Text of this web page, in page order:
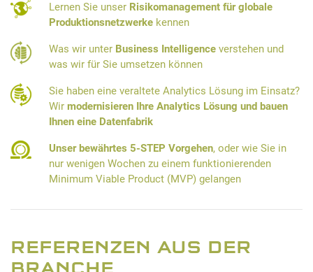
Lernen Sie unser Risikomanagement für globale
Produktionsnetzwerke kennen
Was wir unter Business Intelligence verstehen und
was wir für Sie umsetzen können
Sie haben eine veraltete Analytics Lösung im Einsatz?
Wir modernisieren Ihre Analytics Lösung und bauen
Ihnen eine Datenfabrik
Unser bewährtes 5-STEP Vorgehen, oder wie Sie in
nur wenigen Wochen zu einem funktionierenden
Minimum Viable Product (MVP) gelangen
REFERENZEN AUS DER